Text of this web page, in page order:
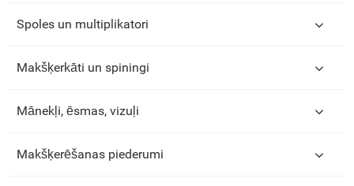
Spoles un multiplikatori
Makšķerkāti un spiningi
Mānekļi, ēsmas, vizuļi
Makšķerēšanas piederumi